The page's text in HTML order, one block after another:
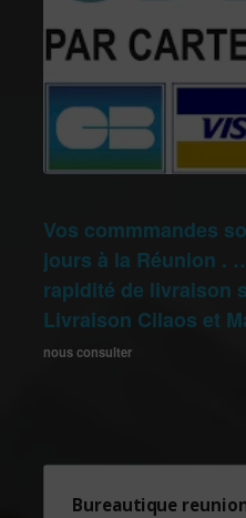
Vos commmandes
jours à la Réunion .
rapidité de livraison
Livraison Cilaos et
nous consulter
Bureautique